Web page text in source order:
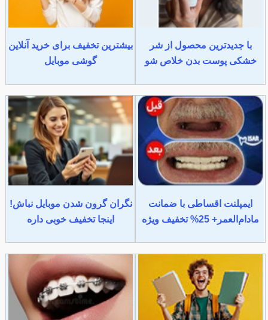
با جدیدترین محصول از شر
خشکی پوست بدن خلاص شو
بیشترین تخفیف برای خرید آنلاین
گوشی موبایل
ایمپلنت اقساطی با ضمانت
مادام‌العمر+ 25% تخفیف ویژه
نگران گرون شدن موبایل نباش!
اینجا تخفیف خوبی داره